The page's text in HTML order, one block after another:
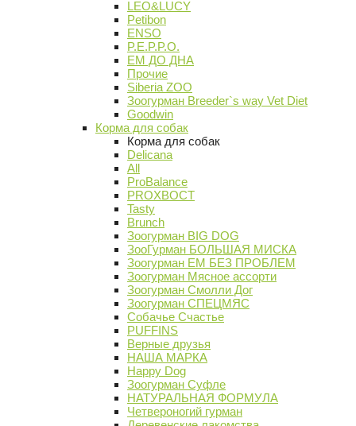
LEO&LUCY
Petibon
ENSO
P.E.P.P.O.
ЕМ ДО ДНА
Прочие
Siberia ZOO
Зоогурман Breeder`s way Vet Diet
Goodwin
Корма для собак
Корма для собак
Delicana
All
ProBalance
PROХВОСТ
Tasty
Brunch
Зоогурман BIG DOG
ЗооГурман БОЛЬШАЯ МИСКА
Зоогурман ЕМ БЕЗ ПРОБЛЕМ
Зоогурман Мясное ассорти
Зоогурман Смолли Дог
Зоогурман СПЕЦМЯС
Собачье Счастье
PUFFINS
Верные друзья
НАША МАРКА
Happy Dog
Зоогурман Суфле
НАТУРАЛЬНАЯ ФОРМУЛА
Четвероногий гурман